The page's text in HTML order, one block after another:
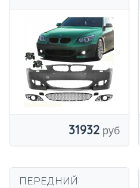
дырками
31932
ПЕРЕДНИЙ